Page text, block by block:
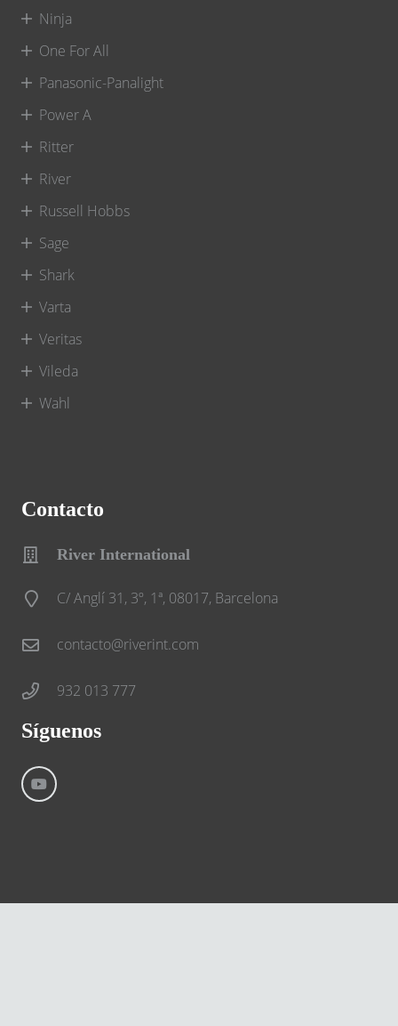
Ninja
One For All
Panasonic-Panalight
Power A
Ritter
River
Russell Hobbs
Sage
Shark
Varta
Veritas
Vileda
Wahl
Contacto
River International
C/ Anglí 31, 3º, 1ª, 08017, Barcelona
contacto@riverint.com
932 013 777
Síguenos